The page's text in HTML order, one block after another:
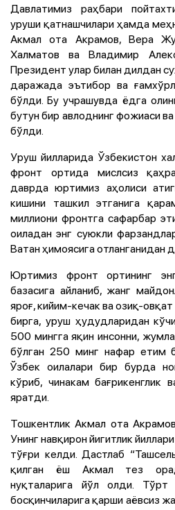
Давлатимиз раҳбари
уруши қатнашчилари ҳамда
Акмал ота Акрамов, Вера
Халматов ва Владимир
Президент улар билан дилдан
даражада эътибор ва
бўлди. Бу учрашувда ёдга
бутун бир авлоднинг фожиаси
бўлди.
Уруш йилларида Ўзбекистон
фронт ортида мислсиз
даврда юртимиз аҳолиси
кишини ташкил этганига
миллиони фронтга сафарбар
оиладан энг суюкли
Ватан ҳимоясига отланганидан
Юртимиз фронт ортининг
базасига айланиб, жанг
яроғ, кийим-кечак ва озиқ-
бирга, уруш ҳудудларидан
500 мингга яқин инсонни,
бўлган 250 минг нафар етим
Ўзбек оилалари бир бурда
кўриб, чинакам бағрикенглик
яратди.
Тошкентлик Акмал ота
Унинг навқирон йигитлик
тўғри келди. Дастлаб
қилган ёш Акмал тез
нуқталарига йўл олди.
босқинчиларига қарши аёвсиз